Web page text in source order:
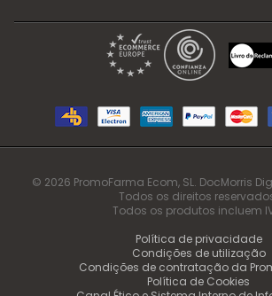
© 2026 PromoFarma Ecom, SL. DocMorris
Todos os direitos
Todos os produtos incluem
Política de privacidade
Condições de utilização
Condições de contratação da
Política de Cookies